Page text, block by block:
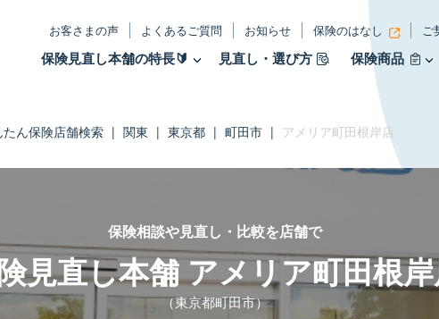
お客さまの声 よくあるご質問 お知らせ 保険のはなし ご
保険見直し本舗の特長🔰 見直し・選び方 保険商品
たん保険店舗検索 | 関東 | 東京都 | 町田市 | アメリア町田根岸店
保険相談や見直し・比較を店舗で
見直し本舗 アメリア町田根
（東京都町田市）